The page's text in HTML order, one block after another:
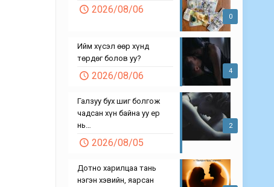
0
2026/08/06
4
Ийм хүсэл өөр хүнд
төрдөг болов уу?
2026/08/06
2
Галзуу бух шиг болгож
чадсан хүн байна уу ер
нь…
2026/08/05
Дотно харилцаа тань
нэгэн хэвийн, яарсан